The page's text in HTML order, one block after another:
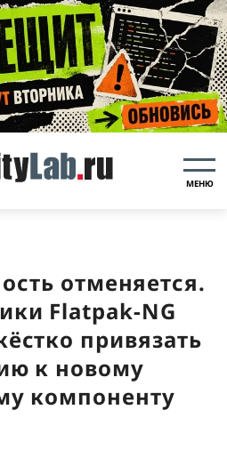
МЕНЮ
отменяется.
Flatpak-NG
привязать
к новому
компоненту